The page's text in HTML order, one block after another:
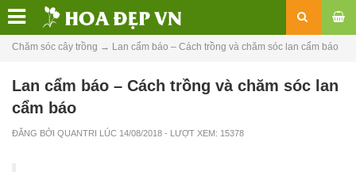
Chăm sóc cây trồng → Lan cẩm báo – Cách trồng và chăm sóc lan cẩm báo
Lan cẩm báo – Cách trồng và chăm sóc lan
cẩm báo
ĐĂNG BỞI QUANTRI LÚC 14/08/2018 - LƯỢT XEM: 15378